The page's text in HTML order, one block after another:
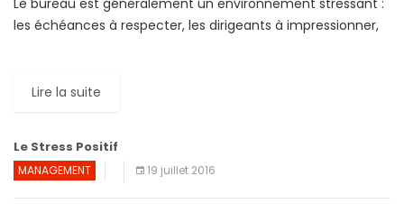
les échéances à respecter, les dirigeants à impressionner,
Lire la suite
Le Stress Positif
MANAGEMENT 19 juillet 2016